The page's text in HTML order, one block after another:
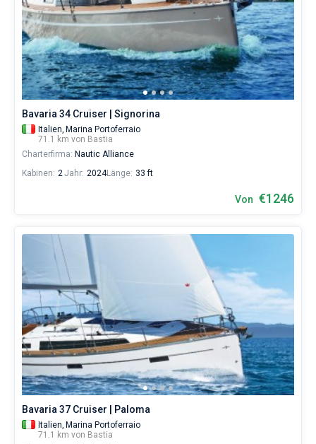
sowohl
für
Liebhaber
eines
erholsamen
Urlaubs
als
für
Segler,
sich
ihr
Bavaria 34 Cruiser | Signorina
Italien, Marina Portoferraio
71.1 km von Bastia
Charterfirma: Nautic Alliance
Kabinen: 2Jahr: 2024Länge: 33 ft
Von €1246
Bavaria 37 Cruiser | Paloma
Italien, Marina Portoferraio
71.1 km von Bastia